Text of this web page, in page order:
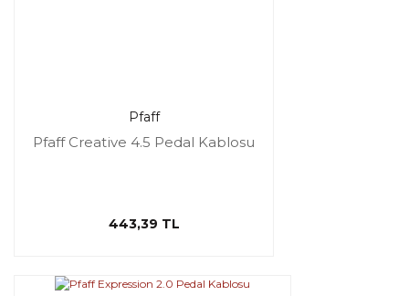
Pfaff
Pfaff Creative 4.5 Pedal Kablosu
443,39 TL